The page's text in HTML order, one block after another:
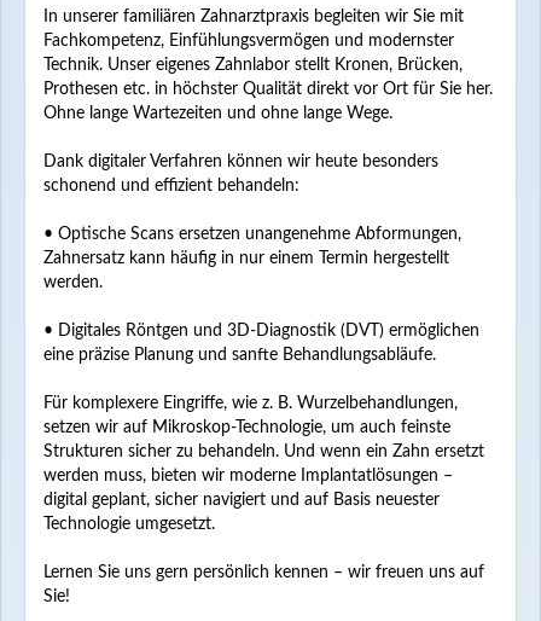
In unserer familiären Zahnarztpraxis begleiten wir Sie mit
Fachkompetenz, Einfühlungsvermögen und modernster
Technik. Unser eigenes Zahnlabor stellt Kronen, Brücken,
Prothesen etc. in höchster Qualität direkt vor Ort für Sie her.
Ohne lange Wartezeiten und ohne lange Wege.
Dank digitaler Verfahren können wir heute besonders
schonend und effizient behandeln:
• Optische Scans ersetzen unangenehme Abformungen,
Zahnersatz kann häufig in nur einem Termin hergestellt
werden.
• Digitales Röntgen und 3D-Diagnostik (DVT) ermöglichen
eine präzise Planung und sanfte Behandlungsabläufe.
Für komplexere Eingriffe, wie z. B. Wurzelbehandlungen,
setzen wir auf Mikroskop-Technologie, um auch feinste
Strukturen sicher zu behandeln. Und wenn ein Zahn ersetzt
werden muss, bieten wir moderne Implantatlösungen –
digital geplant, sicher navigiert und auf Basis neuester
Technologie umgesetzt.
Lernen Sie uns gern persönlich kennen – wir freuen uns auf
Sie!